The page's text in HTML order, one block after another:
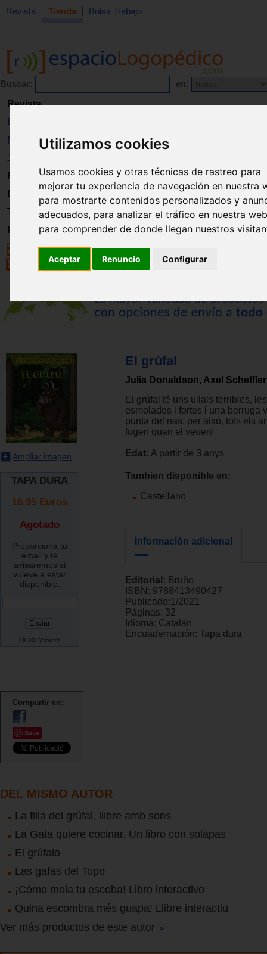
Utilizamos cookies
Usamos cookies y otras técnicas de rastreo para
mejorar tu experiencia de navegación en nuestra
para mostrarte contenidos personalizados y
adecuados, para analizar el tráfico en nuestra
para comprender de donde llegan nuestros
Aceptar Renuncio Configurar
Revista Tienda Bolsa Trabajo
Buscar: en:
Revista
Libros
Material
Juguetes
Formación
Directorio
Trabajo
Registro
Ampliar imagen
TAPA DURA
16.95 Euros
Agotado
Proporciona tu
email y te
avisaremos si
vuleve a estar
disponible:
18.80 Dólares*
Compartir en:
Save
El grúfal
Julia Donaldson, Axel Scheffler
El grúfal té uns ullals terribles,
esmolades i fortes i una berruga
punta del nas; per això, tots els
fugen quan el veuen!
Edat: A partir de 3 anys
Tambien disponible en:
Castellano
Información adicional
Editorial: Bruño
ISBN: 9788413490427
Publicado:1/2021
Páginas: 32
Idioma: Catalán
Encuadernación: Tapa dura
DEL MISMO AUTOR
La filla del grúfal. llibre amb sons
La Gata quiere cocinar. Un libro con solapas
El grúfalo
Las gafas del Topo
¡Cómo mola tu escoba! Libro interactivo
Quina escombra més guapa! Llibre interactiu
Ver más productos de este autor